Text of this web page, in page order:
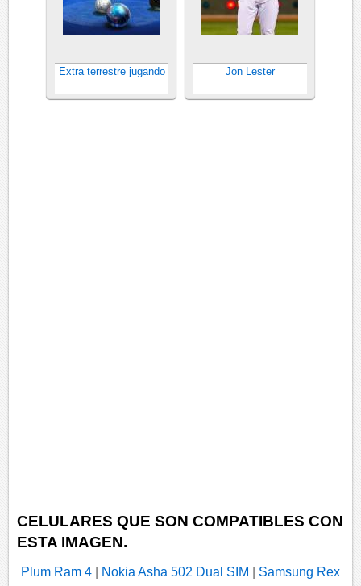
Extra terrestre jugando Jon Lester
CELULARES QUE SON COMPATIBLES CON
ESTA IMAGEN.
Plum Ram 4 Nokia Asha 502 Dual SIM Samsung Rex